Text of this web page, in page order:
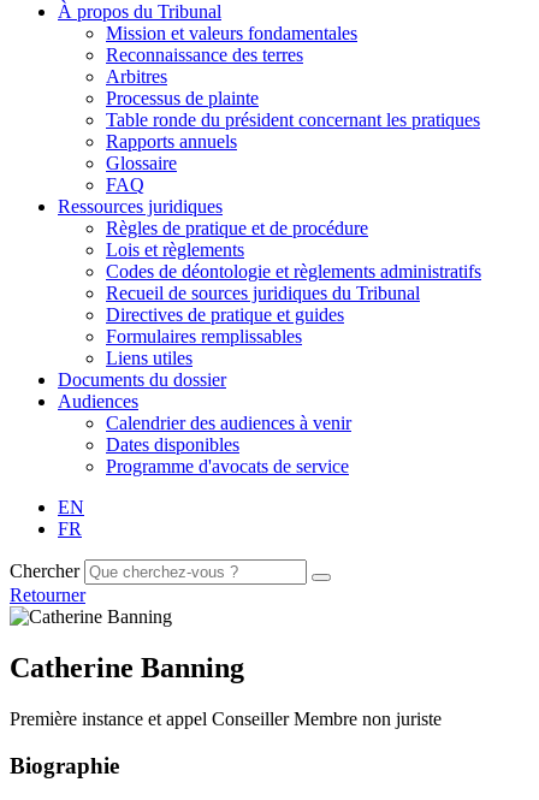
À propos du Tribunal
Mission et valeurs fondamentales
Reconnaissance des terres
Arbitres
Processus de plainte
Table ronde du président concernant les pratiques
Rapports annuels
Glossaire
FAQ
Ressources juridiques
Règles de pratique et de procédure
Lois et règlements
Codes de déontologie et règlements administratifs
Recueil de sources juridiques du Tribunal
Directives de pratique et guides
Formulaires remplissables
Liens utiles
Documents du dossier
Audiences
Calendrier des audiences à venir
Dates disponibles
Programme d'avocats de service
EN
FR
Chercher
Retourner
Catherine Banning
Première instance et appel Conseiller Membre non juriste
Biographie